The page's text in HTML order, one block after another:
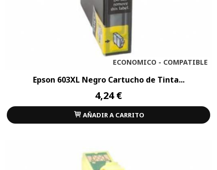
ECONOMICO - COMPATIBLE
Epson 603XL Negro Cartucho de Tinta...
4,24 €
AÑADIR A CARRITO